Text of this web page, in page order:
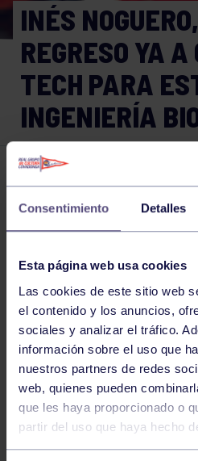
Consentimiento Detalles
Esta página web usa cookies
Las cookies de este sitio web
el contenido y los anuncios,
sociales y analizar el tráfico.
información sobre el uso que
nuestros partners de redes
web, quienes pueden
que les haya proporcionado o
partir del uso que haya hecho
INÉS
REGRESO YA A
TECH PARA
INGENIERÍA
Comparte
NOTICIAS
Baloncesto 13 Abr 2026